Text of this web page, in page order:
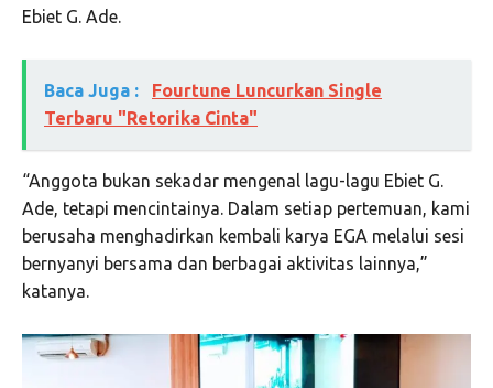
Ebiet G. Ade.
Baca Juga :
Fourtune Luncurkan Single
Terbaru "Retorika Cinta"
“Anggota bukan sekadar mengenal lagu-lagu Ebiet G.
Ade, tetapi mencintainya. Dalam setiap pertemuan, kami
berusaha menghadirkan kembali karya EGA melalui sesi
bernyanyi bersama dan berbagai aktivitas lainnya,”
katanya.